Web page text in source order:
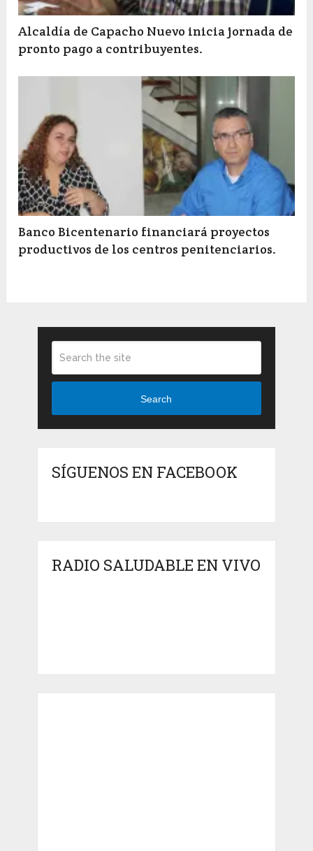
Alcaldía de Capacho Nuevo inicia jornada de
pronto pago a contribuyentes.
Banco Bicentenario financiará proyectos
productivos de los centros penitenciarios.
Search
SÍGUENOS EN FACEBOOK
RADIO SALUDABLE EN VIVO